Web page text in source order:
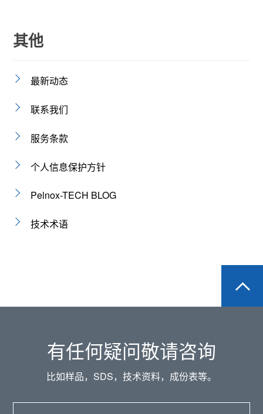
其他
最新动态
联系我们
服务条款
个人信息保护方针
Pelnox-TECH BLOG
技术术语
有任何疑问敬请咨询
比如样品，SDS，技术资料，成份表等。